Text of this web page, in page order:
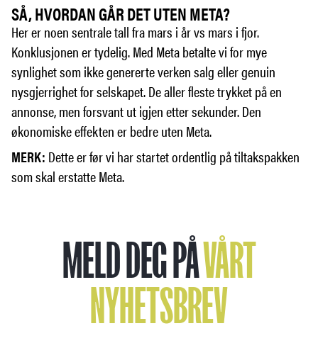
SÅ, HVORDAN GÅR DET UTEN META?
Her er noen sentrale tall fra mars i år vs mars i fjor.
Konklusjonen er tydelig. Med Meta betalte vi for mye
synlighet som ikke genererte verken salg eller genuin
nysgjerrighet for selskapet. De aller fleste trykket på en
annonse, men forsvant ut igjen etter sekunder. Den
økonomiske effekten er bedre uten Meta.
MERK: Dette er før vi har startet ordentlig på tiltakspakken
som skal erstatte Meta.
MELD DEG PÅVÅRT
NYHETSBREV